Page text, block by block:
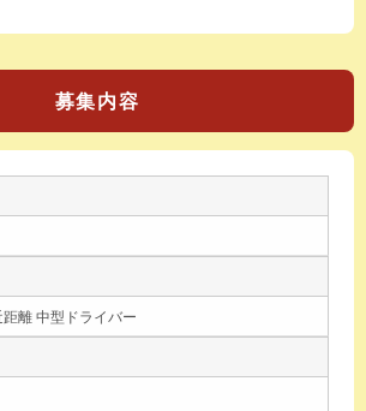
募集内容
距離 中型ドライバー